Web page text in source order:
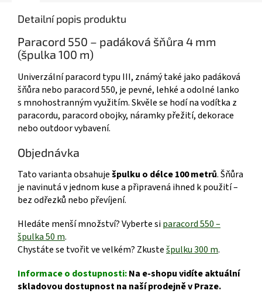
Detailní popis produktu
Paracord 550 – padáková šňůra 4 mm
(špulka 100 m)
Univerzální paracord typu III, známý také jako padáková
šňůra nebo paracord 550, je pevné, lehké a odolné lanko
s mnohostranným využitím. Skvěle se hodí na vodítka z
paracordu, paracord obojky, náramky přežití, dekorace
nebo outdoor vybavení.
Objednávka
Tato varianta obsahuješpulku o délce 100 metrů. Šňůra
je navinutá v jednom kuse a připravená ihned k použití –
bez odřezků nebo převíjení.
Hledáte menší množství? Vyberte siparacord 550 –
špulka 50 m.
Chystáte se tvořit ve velkém? Zkustešpulku 300 m.
Informace o dostupnosti:Na e-shopu vidíte aktuální
skladovou dostupnost na naší prodejně v Praze.